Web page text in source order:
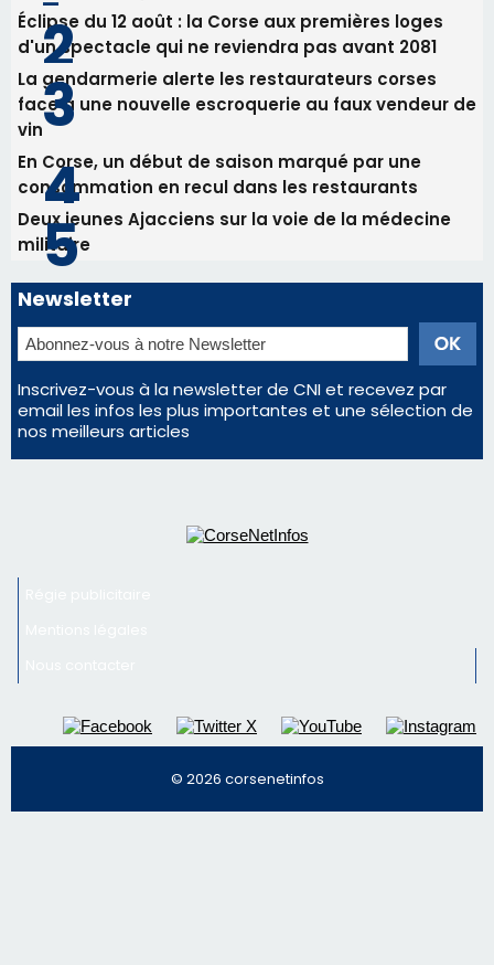
Deux jeunes Ajacciens sur la voie de la médecine
militaire
Newsletter
Inscrivez-vous à la newsletter de CNI et recevez par
email les infos les plus importantes et une sélection de
nos meilleurs articles
Régie publicitaire
Mentions légales
Nous contacter